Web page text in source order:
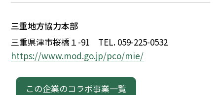
三重地方協力本部
三重県津市桜橋１ -91 TEL. 059-225-0532
https://www.mod.go.jp/pco/mie/
この企業のコラボ事業一覧